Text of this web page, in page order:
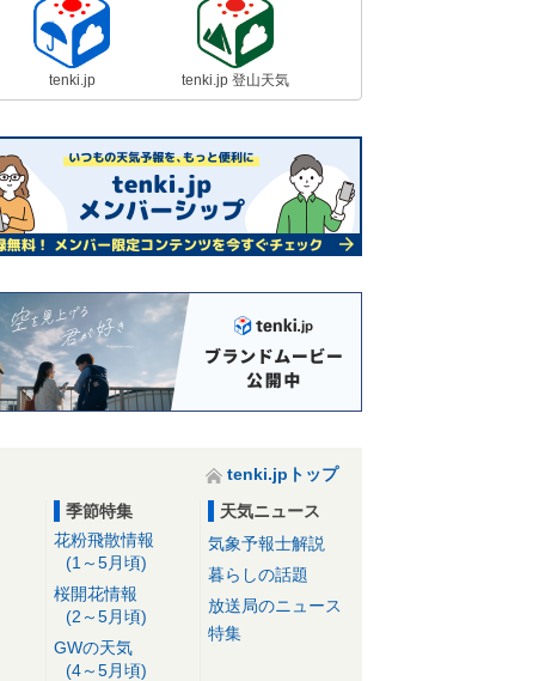
tenki.jp tenki.jp 登山天気
tenki.jpトップ
季節特集
花粉飛散情報
(1～5月頃)
桜開花情報
(2～5月頃)
GWの天気
(4～5月頃)
天気ニュース
気象予報士解説
暮らしの話題
放送局のニュース
特集